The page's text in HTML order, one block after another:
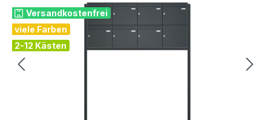
Versandkostenfrei
viele Farben
2-12 Kästen